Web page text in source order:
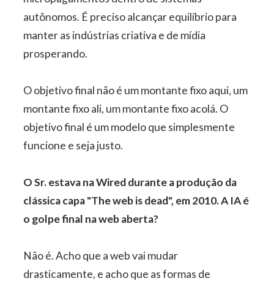
autônomos. É preciso alcançar equilíbrio para
manter as indústrias criativa e de mídia
prosperando.
O objetivo final não é um montante fixo aqui, um
montante fixo ali, um montante fixo acolá. O
objetivo final é um modelo que simplesmente
funcione e seja justo.
O Sr. estava na Wired durante a produção da
clássica capa "The web is dead", em 2010. A IA é
o golpe final na web aberta?
Não é. Acho que a web vai mudar
drasticamente, e acho que as formas de